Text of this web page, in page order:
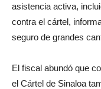
asistencia activa,
contra el cártel,
seguro de grandes
El fiscal abundó que
el Cártel de Sinaloa